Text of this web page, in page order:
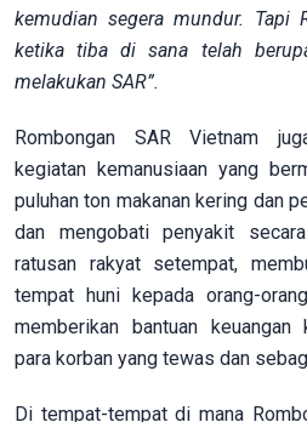
kemudian segera mundur. Tapi
ketika tiba di sana telah
melakukan SAR”.
Rombongan SAR Vietnam
kegiatan kemanusiaan yang
puluhan ton makanan kering dan
dan mengobati penyakit
ratusan rakyat setempat,
tempat huni kepada orang-
memberikan bantuan keuangan
para korban yang tewas dan
Di tempat-tempat di mana